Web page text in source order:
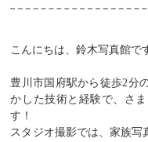
こんにちは、鈴木写真館で
豊川市国府駅から徒歩2分
かした技術と経験で、さ
す！
スタジオ撮影では、家族写